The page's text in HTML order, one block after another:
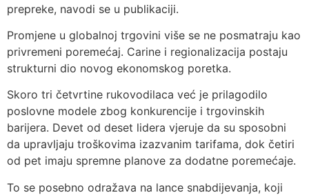
prepreke, navodi se u publikaciji.
Promjene u globalnoj trgovini više se ne posmatraju kao
privremeni poremećaj. Carine i regionalizacija postaju
strukturni dio novog ekonomskog poretka.
Skoro tri četvrtine rukovodilaca već je prilagodilo
poslovne modele zbog konkurencije i trgovinskih
barijera. Devet od deset lidera vjeruje da su sposobni
da upravljaju troškovima izazvanim tarifama, dok četiri
od pet imaju spremne planove za dodatne poremećaje.
To se posebno odražava na lance snabdijevanja, koji